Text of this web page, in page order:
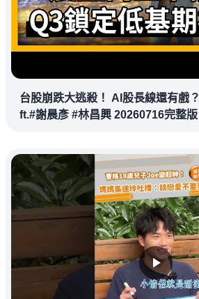
台股崩跌大逃殺！ AI股長線還有戲
ft.#謝晨彥 #林昌興 20260716完整